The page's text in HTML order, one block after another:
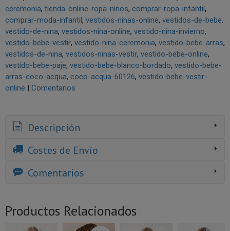
ceremonia tienda-online-ropa-ninos comprar-ropa-infantil
comprar-moda-infantil
vestidos-ninas-online vestidos-de-bebe
vestido-de-nina vestidos-nina-online vestido-nina-invierno
vestido-bebe-vestir vestido-nina-ceremonia vestido-bebe-arras
vestidos-de-nina vestidos-ninas-vestir vestido-bebe-online
vestido-bebe-paje vestido-bebe-blanco-bordado vestido-bebe-
arras-coco-acqua coco-acqua-60126 vestido-bebe-vestir-
online
Comentarios
Descripción
Costes de Envío
Comentarios
Productos Relacionados